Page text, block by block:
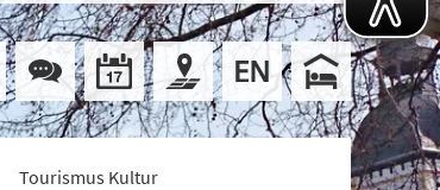
Tourismus Kultur